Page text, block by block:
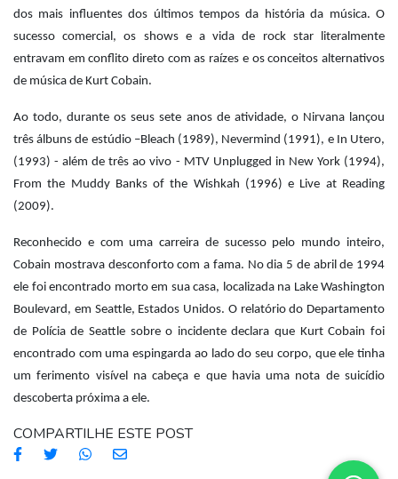
dos mais influentes dos últimos tempos da história da música. O
sucesso comercial, os shows e a vida de rock star literalmente
entravam em conflito direto com as raízes e os conceitos alternativos
de música de Kurt Cobain.
Ao todo, durante os seus sete anos de atividade, o Nirvana lançou
três álbuns de estúdio –Bleach (1989), Nevermind (1991), e In Utero,
(1993) - além de três ao vivo - MTV Unplugged in New York (1994),
From the Muddy Banks of the Wishkah (1996) e Live at Reading
(2009).
Reconhecido e com uma carreira de sucesso pelo mundo inteiro,
Cobain mostrava desconforto com a fama. No dia 5 de abril de 1994
ele foi encontrado morto em sua casa, localizada na Lake Washington
Boulevard, em Seattle, Estados Unidos. O relatório do Departamento
de Polícia de Seattle sobre o incidente declara que Kurt Cobain foi
encontrado com uma espingarda ao lado do seu corpo, que ele tinha
um ferimento visível na cabeça e que havia uma nota de suicídio
descoberta próxima a ele.
COMPARTILHE ESTE POST